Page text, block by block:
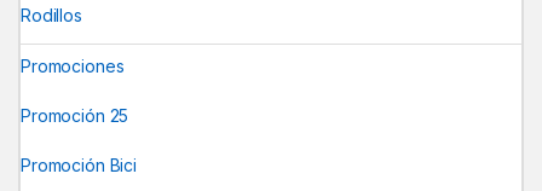
Rodillos
Promociones
Promoción 25
Promoción Bici